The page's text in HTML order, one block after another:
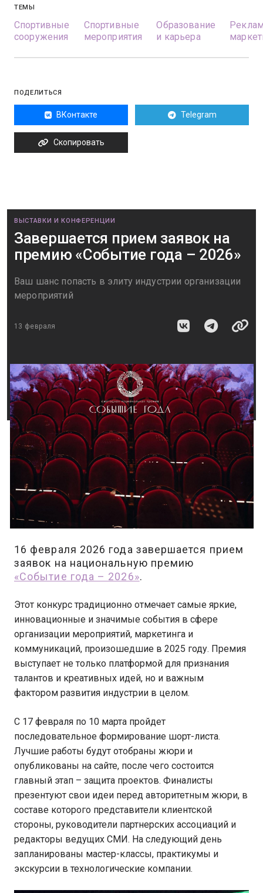
ТЕМЫ
Спортивные
сооружения
Спортивные
мероприятия
Образование
и карьера
ПОДЕЛИТЬСЯ
ВКонтакте Telegram
Скопировать
ВЫСТАВКИ И КОНФЕРЕНЦИИ
Завершается прием заявок на
премию «Событие года – 2026»
Ваш шанс попасть в элиту индустрии организации
мероприятий
13 февраля
16 февраля 2026 года завершается прием
заявок на национальную премию
«Событие года – 2026».
Этот конкурс традиционно отмечает самые яркие,
инновационные и значимые события в сфере
организации мероприятий, маркетинга и
коммуникаций, произошедшие в 2025 году. Премия
выступает не только платформой для признания
талантов и креативных идей, но и важным
фактором развития индустрии в целом.
С 17 февраля по 10 марта пройдет
последовательное формирование шорт-листа.
Лучшие работы будут отобраны жюри и
опубликованы на сайте, после чего состоится
главный этап – защита проектов. Финалисты
презентуют свои идеи перед авторитетным жюри, в
составе которого представители клиентской
стороны, руководители партнерских ассоциаций и
редакторы ведущих СМИ. На следующий день
запланированы мастер-классы, практикумы и
экскурсии в технологические компании.